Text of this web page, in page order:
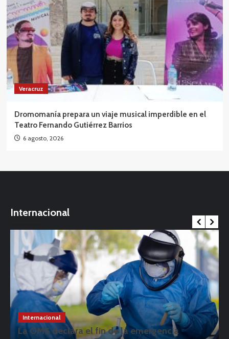
Veracruz
Dromomanía prepara un viaje musical imperdible en el
Teatro Fernando Gutiérrez Barrios
6 agosto, 2026
Internacional
Internacional
La OMS declara el fin de la emergencia